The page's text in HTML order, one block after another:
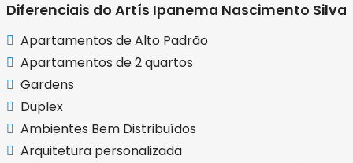
Diferenciais do Artís Ipanema Nascimento Silva
Apartamentos de Alto Padrão
Apartamentos de 2 quartos
Gardens
Duplex
Ambientes Bem Distribuídos
Arquitetura personalizada